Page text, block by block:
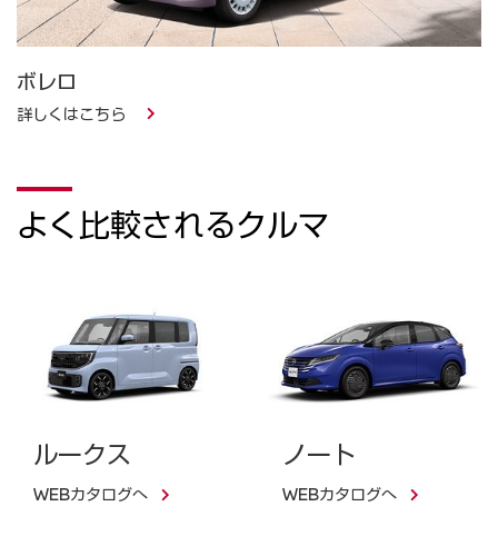
ボレロ
詳しくはこちら
よく比較されるクルマ
ルークス
WEBカタログへ
ノート
WEBカタログへ